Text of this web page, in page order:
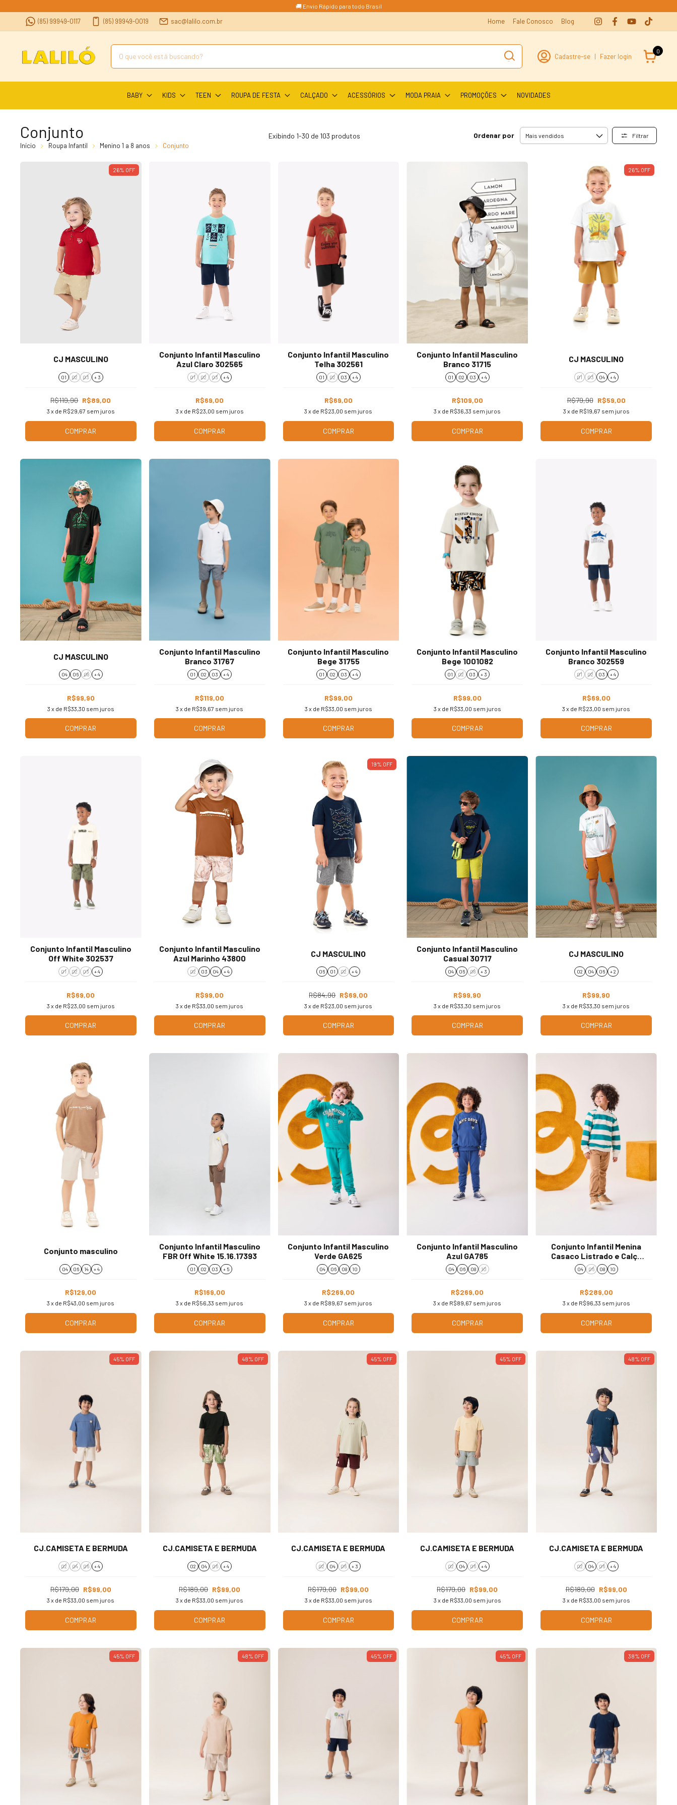
🚚 Envio Rápido para todo Brasil
(85) 99949-0117 (85) 99949-0019 sac@lalilo.com.br Home Fale Conosco Blog
Cadastre-se | Fazer login
0
BABY KIDS TEEN ROUPA DE FESTA CALÇADO ACESSÓRIOS MODA PRAIA PROMOÇÕES NOVIDADES
Conjunto
Início Roupa Infantil Menino 1 a 8 anos Conjunto
Exibindo 1-30 de 103 produtos Ordenar por Filtrar
26% OFF
CJ MASCULINO
01 02 03 + 3
R$119,90 R$89,00
3 x de R$29,67 sem juros
COMPRAR
Conjunto Infantil Masculino
Azul Claro 302565
01 02 03 + 4
R$69,00
3 x de R$23,00 sem juros
COMPRAR
Conjunto Infantil Masculino
Telha 302561
01 02 03 + 4
R$69,00
3 x de R$23,00 sem juros
COMPRAR
Conjunto Infantil Masculino
Branco 31715
01 02 03 + 4
R$109,00
3 x de R$36,33 sem juros
COMPRAR
26% OFF
CJ MASCULINO
01 03 04 + 4
R$79,90 R$59,00
3 x de R$19,67 sem juros
COMPRAR
CJ MASCULINO
04 06 08 + 4
R$99,90
3 x de R$33,30 sem juros
COMPRAR
Conjunto Infantil Masculino
Branco 31767
01 02 03 + 4
R$119,00
3 x de R$39,67 sem juros
COMPRAR
Conjunto Infantil Masculino
Bege 31755
01 02 03 + 4
R$99,00
3 x de R$33,00 sem juros
COMPRAR
Conjunto Infantil Masculino
Bege 1001082
01 02 03 + 3
R$99,00
3 x de R$33,00 sem juros
COMPRAR
Conjunto Infantil Masculino
Branco 302559
01 02 03 + 4
R$69,00
3 x de R$23,00 sem juros
COMPRAR
Conjunto Infantil Masculino
Off White 302537
01 02 03 + 4
R$69,00
3 x de R$23,00 sem juros
COMPRAR
Conjunto Infantil Masculino
Azul Marinho 43800
02 03 04 + 4
R$99,00
3 x de R$33,00 sem juros
COMPRAR
19% OFF
CJ MASCULINO
06 01 02 + 4
R$84,90 R$69,00
3 x de R$23,00 sem juros
COMPRAR
Conjunto Infantil Masculino
Casual 30717
04 06 08 + 3
R$99,90
3 x de R$33,30 sem juros
COMPRAR
CJ MASCULINO
02 04 06 + 2
R$99,90
3 x de R$33,30 sem juros
COMPRAR
Conjunto masculino
04 06 14 + 4
R$129,00
3 x de R$43,00 sem juros
COMPRAR
Conjunto Infantil Masculino
FBR Off White 15.16.17393
01 02 03 + 5
R$169,00
3 x de R$56,33 sem juros
COMPRAR
Conjunto Infantil Masculino
Verde GA625
04 06 08 10
R$269,00
3 x de R$89,67 sem juros
COMPRAR
Conjunto Infantil Masculino
Azul GA785
04 06 08 10
R$269,00
3 x de R$89,67 sem juros
COMPRAR
Conjunto Infantil Menina
Casaco Listrado e Calça
Bimbi GA608
04 06 08 10
R$289,00
3 x de R$96,33 sem juros
COMPRAR
45% OFF
CJ.CAMISETA E BERMUDA
02 04 06 + 4
R$179,00 R$99,00
3 x de R$33,00 sem juros
COMPRAR
48% OFF
CJ.CAMISETA E BERMUDA
02 04 06 + 4
R$189,00 R$99,00
3 x de R$33,00 sem juros
COMPRAR
45% OFF
CJ.CAMISETA E BERMUDA
02 04 06 + 3
R$179,00 R$99,00
3 x de R$33,00 sem juros
COMPRAR
45% OFF
CJ.CAMISETA E BERMUDA
02 04 06 + 4
R$179,00 R$99,00
3 x de R$33,00 sem juros
COMPRAR
48% OFF
CJ.CAMISETA E BERMUDA
02 04 06 + 4
R$189,00 R$99,00
3 x de R$33,00 sem juros
COMPRAR
45% OFF 48% OFF 45% OFF 45% OFF 38% OFF